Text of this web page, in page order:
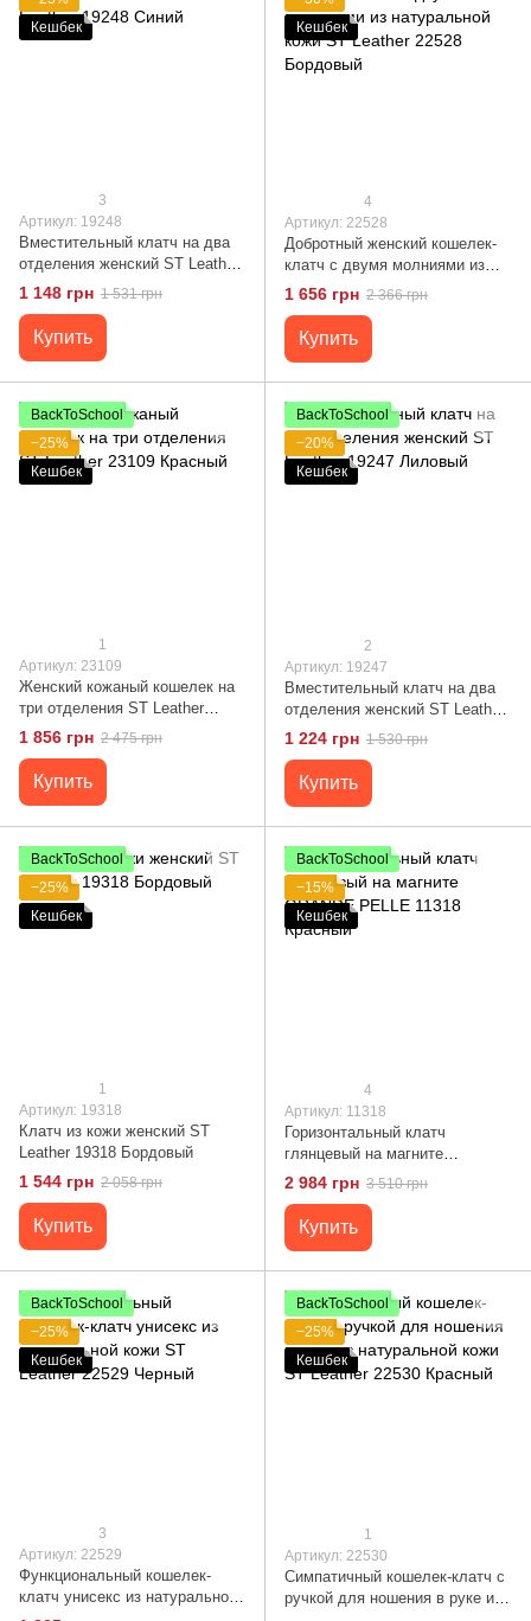
Кешбек
3
Артикул: 19248
Вместительный клатч на два
отделения женский ST Leather
19248 Синий
1 148 грн 1 531 грн
Купить
Кешбек
4
Артикул: 22528
Добротный женский кошелек-
клатч с двумя молниями из
натуральной кожи ST Leather
22528 Бордовый
1 656 грн 2 366 грн
Купить
BackToSchool
−25%
Кешбек
1
Артикул: 23109
Женский кожаный кошелек на
три отделения ST Leather
23109 Красный
1 856 грн 2 475 грн
Купить
BackToSchool
−20%
Кешбек
2
Артикул: 19247
Вместительный клатч на два
отделения женский ST Leather
19247 Лиловый
1 224 грн 1 530 грн
Купить
BackToSchool
−25%
Кешбек
1
Артикул: 19318
Клатч из кожи женский ST
Leather 19318 Бордовый
1 544 грн 2 058 грн
Купить
BackToSchool
−15%
Кешбек
4
Артикул: 11318
Горизонтальный клатч
глянцевый на магните
GRANDE PELLE 11318
Красный
2 984 грн 3 510 грн
Купить
BackToSchool
−25%
Кешбек
3
Артикул: 22529
Функциональный кошелек-
клатч унисекс из натуральной
BackToSchool
−25%
Кешбек
1
Артикул: 22530
Симпатичный кошелек-клатч с
ручкой для ношения в руке из